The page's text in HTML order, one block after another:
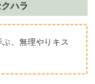
ハラ
、無理やりキス